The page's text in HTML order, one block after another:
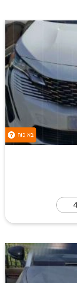
בא כוח ?